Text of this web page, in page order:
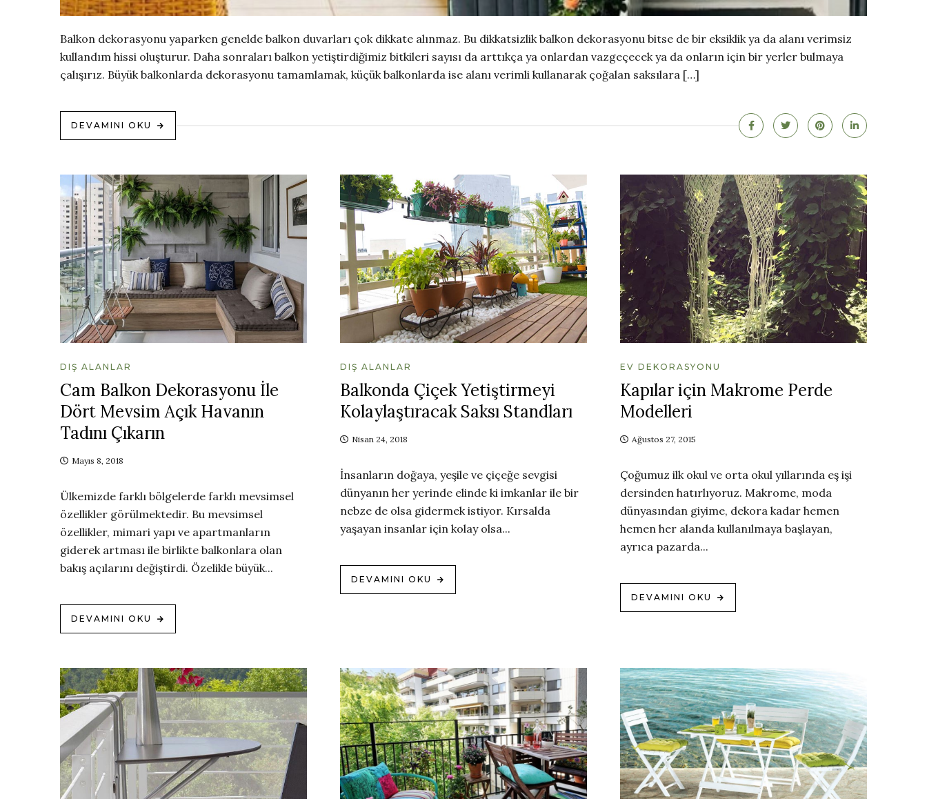
Balkon dekorasyonu yaparken genelde balkon duvarları çok dikkate alınmaz. Bu dikkatsizlik balkon dekorasyonu bitse de bir eksiklik ya da alanı verimsiz
kullandım hissi oluşturur. Daha sonraları balkon yetiştirdiğimiz bitkileri sayısı da arttıkça ya onlardan vazgeçecek ya da onların için bir yerler bulmaya
çalışırız. Büyük balkonlarda dekorasyonu tamamlamak, küçük balkonlarda ise alanı verimli kullanarak çoğalan saksılara […]
DEVAMINI OKU
DIŞ ALANLAR
Cam Balkon Dekorasyonu İle
Dört Mevsim Açık Havanın
Tadını Çıkarın
Mayıs 8, 2018
Ülkemizde farklı bölgelerde farklı mevsimsel
özellikler görülmektedir. Bu mevsimsel
özellikler, mimari yapı ve apartmanların
giderek artması ile birlikte balkonlara olan
bakış açılarını değiştirdi. Özelikle büyük...
DEVAMINI OKU
DIŞ ALANLAR
Balkonda Çiçek Yetiştirmeyi
Kolaylaştıracak Saksı Standları
Nisan 24, 2018
İnsanların doğaya, yeşile ve çiçeğe sevgisi
dünyanın her yerinde elinde ki imkanlar ile bir
nebze de olsa gidermek istiyor. Kırsalda
yaşayan insanlar için kolay olsa...
DEVAMINI OKU
EV DEKORASYONU
Kapılar için Makrome Perde
Modelleri
Ağustos 27, 2015
Çoğumuz ilk okul ve orta okul yıllarında eş işi
dersinden hatırlıyoruz. Makrome, moda
dünyasından giyime, dekora kadar hemen
hemen her alanda kullanılmaya başlayan,
ayrıca pazarda...
DEVAMINI OKU